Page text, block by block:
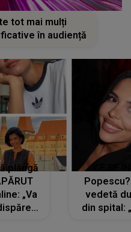
tot mai mulți
în audiență
plângă
„Va
vedetă
din spital: